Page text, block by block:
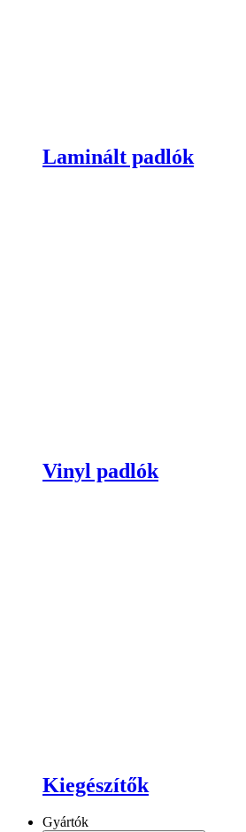
Laminált padlók
Vinyl padlók
Kiegészítők
Gyártók